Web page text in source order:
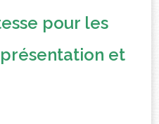
pour les
et